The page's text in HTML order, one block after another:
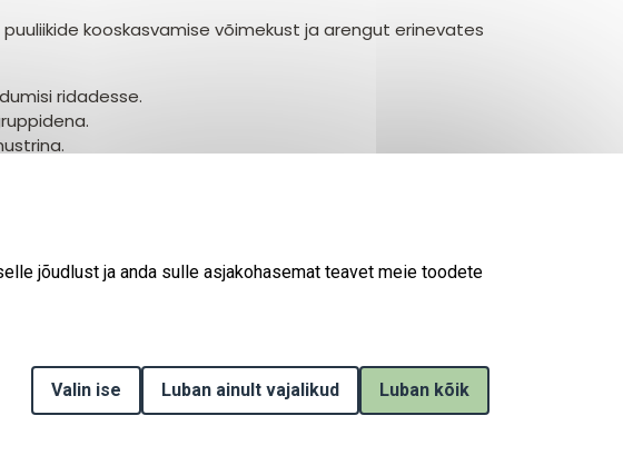
kooskasvamise võimekust ja arengut erinevates
ridadesse.
Järgmiste aastate jooksul jätkatakse mõõtmisi, et koguda
jõudlust ja anda sulle asjakohasemat teavet meie toodete
Withdraw consent
Valin ise Luban ainult vajalikud Luban kõik